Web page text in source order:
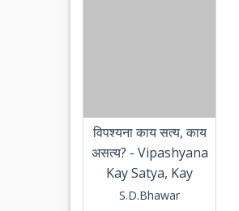
विपश्यना काय सत्य, काय
असत्य? - Vipashyana
Kay Satya, Kay
Asatya?
S.D.Bhawar